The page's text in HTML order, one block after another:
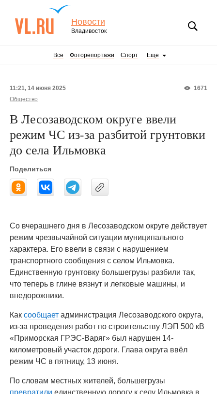
Новости
Владивосток
Все Фоторепортажи Спорт Еще
1671
11:21, 14 июня 2025
Общество
В Лесозаводском округе ввели
режим ЧС из-за разбитой грунтовки
до села Ильмовка
Поделиться
Со вчерашнего дня в Лесозаводском округе действует
режим чрезвычайной ситуации муниципального
характера. Его ввели в связи с нарушением
транспортного сообщения с селом Ильмовка.
Единственную грунтовку большегрузы разбили так,
что теперь в глине вязнут и легковые машины, и
внедорожники.
Как сообщает администрация Лесозаводского округа,
из-за проведения работ по строительству ЛЭП 500 кВ
«Приморская ГРЭС-Варяг» был нарушен 14-
километровый участок дороги. Глава округа ввёл
режим ЧС в пятницу, 13 июня.
По словам местных жителей, большегрузы
превратили единственную дорогу к селу Ильмовка в